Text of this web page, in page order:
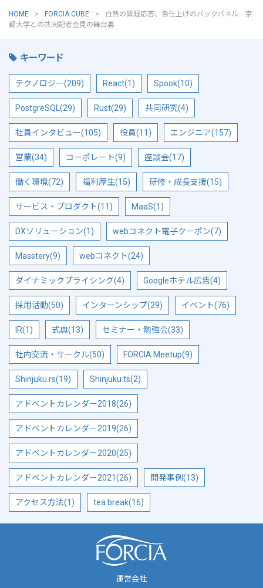
HOME FORCIA CUBE
白熱の質疑応答、急仕上げのバックパネル 京
都大学との共同記者会見の舞台裏
キーワード
テクノロジー(209) React(1) Spook(10)
PostgreSQL(29) Rust(29) 共同研究(4)
社員インタビュー(105) 役員(11) エンジニア(157)
営業(34) コーポレート(9) 座談会(17)
働く環境(72) 福利厚生(15) 研修・成長支援(15)
サービス・プロダクト(11) MaaS(1)
DXソリューション(1) webコネクト電子クーポン(7)
Masstery(9) webコネクト(24)
ダイナミックプライシング(4) Googleホテル広告(4)
採用活動(50) インターンシップ(29) イベント(76)
IR(1) 式典(13) セミナー・勉強会(33)
社内交流・サークル(50) FORCIA Meetup(9)
Shinjuku.rs(19) Shinjuku.ts(2)
アドベントカレンダー2018(26)
アドベントカレンダー2019(26)
アドベントカレンダー2020(25)
アドベントカレンダー2021(26) 開発事例(13)
アクセス方法(1) tea break(16)
運営会社